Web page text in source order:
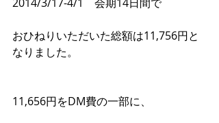
おひねりいただいた総額は11,756円と
なりました。
11,656円をDM費の一部に、